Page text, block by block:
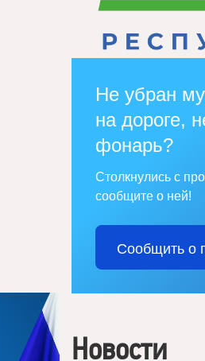
Не убран
на дороге,
фонарь?
Столкнулись с
сообщите о ней!
Сообщить о
Новости